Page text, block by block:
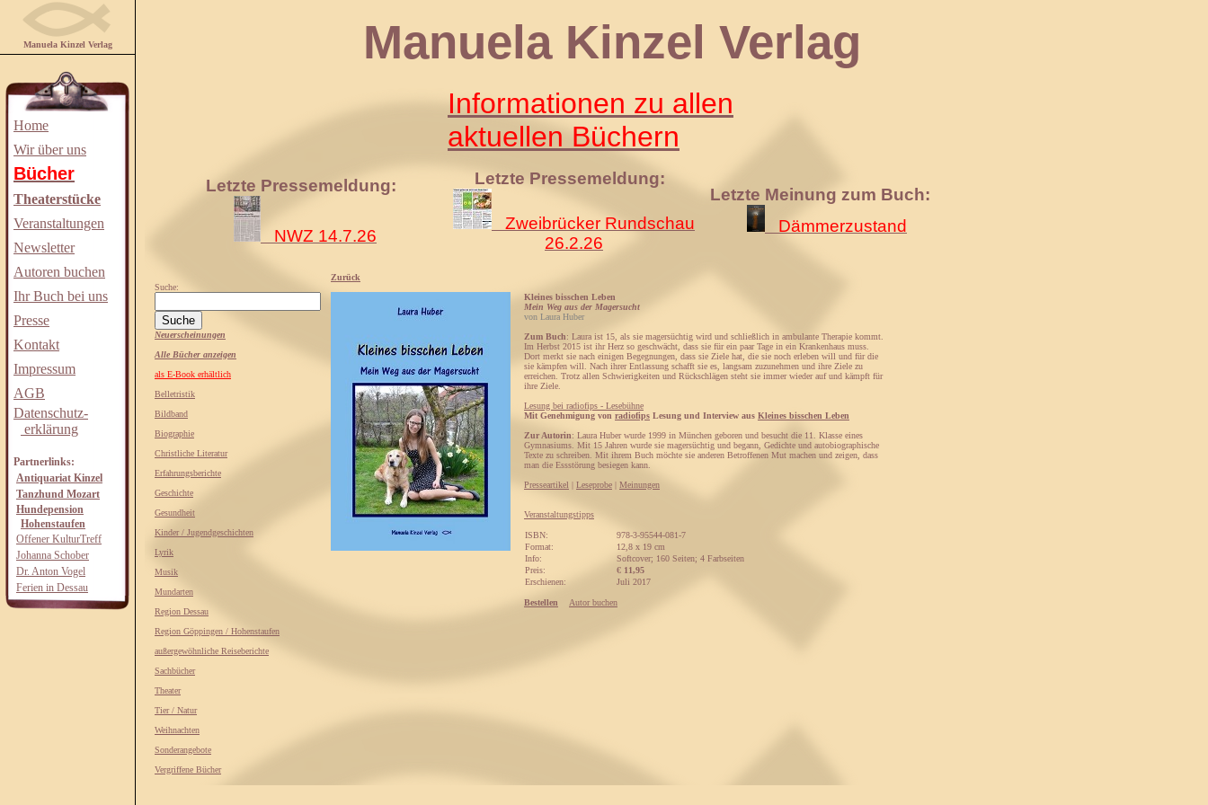
Manuela Kinzel Verlag
Home
Wir über uns
Bücher
Theaterstücke
Veranstaltungen
Newsletter
Autoren buchen
Ihr Buch bei uns
Presse
Kontakt
Impressum
AGB
Datenschutz-
erklärung
Partnerlinks:
Antiquariat Kinzel
Tanzhund Mozart
Hundepension
Hohenstaufen
Offener KulturTreff
Johanna Schober
Dr. Anton Vogel
Ferien in Dessau
Manuela Kinzel Verlag
Informationen zu allen
aktuellen Büchern
Letzte Pressemeldung:
NWZ 14.7.26
Letzte Pressemeldung:
Zweibrücker Rundschau
26.2.26
Letzte Meinung zum Buch:
Dämmerzustand
Suche:
Neuerscheinungen
Alle Bücher anzeigen
als E-Book erhältlich
Belletristik
Bildband
Biographie
Christliche Literatur
Erfahrungsberichte
Geschichte
Gesundheit
Kinder / Jugendgeschichten
Lyrik
Musik
Mundarten
Region Dessau
Region Göppingen / Hohenstaufen
außergewöhnliche Reiseberichte
Sachbücher
Theater
Tier / Natur
Weihnachten
Sonderangebote
Vergriffene Bücher
Zurück
Kleines bisschen Leben
Mein Weg aus der Magersucht
von Laura Huber
Zum Buch: Laura ist 15, als sie magersüchtig wird und schließlich in ambulante Therapie kommt.
Im Herbst 2015 ist ihr Herz so geschwächt, dass sie für ein paar Tage in ein Krankenhaus muss.
Dort merkt sie nach einigen Begegnungen, dass sie Ziele hat, die sie noch erleben will und für die
sie kämpfen will. Nach ihrer Entlassung schafft sie es, langsam zuzunehmen und ihre Ziele zu
erreichen. Trotz allen Schwierigkeiten und Rückschlägen steht sie immer wieder auf und kämpft für
ihre Ziele.
Lesung bei radiofips - Lesebühne
Mit Genehmigung von radiofips Lesung und Interview aus Kleines bisschen Leben
Zur Autorin: Laura Huber wurde 1999 in München geboren und besucht die 11. Klasse eines
Gymnasiums. Mit 15 Jahren wurde sie magersüchtig und begann, Gedichte und autobiographische
Texte zu schreiben. Mit ihrem Buch möchte sie anderen Betroffenen Mut machen und zeigen, dass
man die Essstörung besiegen kann.
Presseartikel | Leseprobe | Meinungen
Veranstaltungstipps
ISBN:
978-3-95544-081-7
Format:
12,8 x 19 cm
Info:
Softcover; 160 Seiten; 4 Farbseiten
Preis:
€ 11,95
Erschienen:
Juli 2017
Bestellen Autor buchen